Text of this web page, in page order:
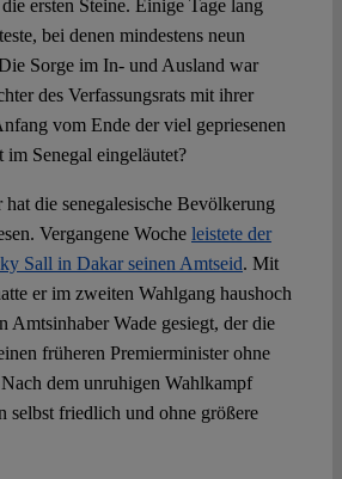
ersten Steine. Einige Tage lang
bei denen mindestens neun
Sorge im In- und Ausland war
des Verfassungsrats mit ihrer
vom Ende der viel gepriesenen
Senegal eingeläutet?
die senegalesische Bevölkerung
Vergangene Woche leistete der
Sall in Dakar seinen Amtseid. Mit
er im zweiten Wahlgang haushoch
Amtsinhaber Wade gesiegt, der die
früheren Premierminister ohne
dem unruhigen Wahlkampf
selbst friedlich und ohne größere